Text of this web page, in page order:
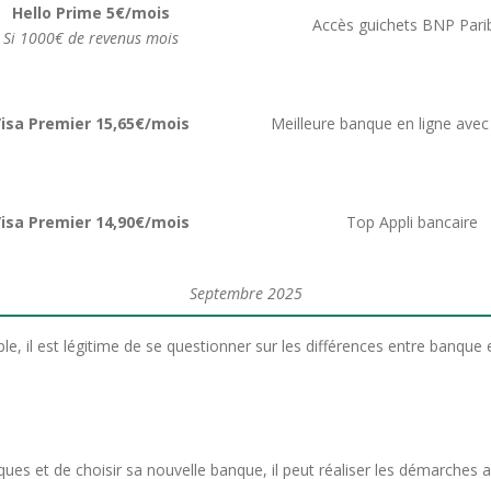
Hello Prime 5€/mois
Si 1000€ de revenus mois
Accès guichets BNP
Premier 15,65€/mois Meilleure banque en ligne
Premier 14,90€/mois Top Appli bancaire
Septembre 2025
il est légitime de se questionner sur les différences entre
et de choisir sa nouvelle banque, il peut réaliser les démarches